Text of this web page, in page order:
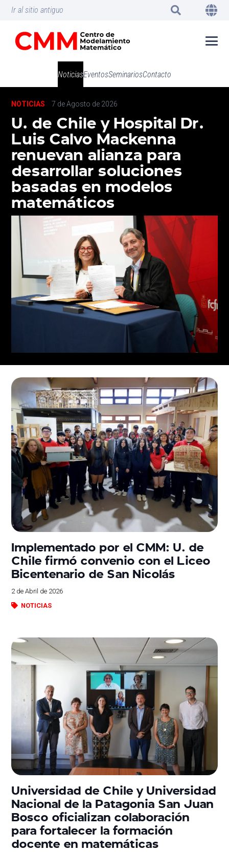
Ir al sitio antiguo
NoticiasEventosSeminariosContacto
NOTICIAS 7 de Agosto de 2026
U. de Chile y Hospital Dr.
Luis Calvo Mackenna
renuevan alianza para
desarrollar soluciones
basadas en modelos
matemáticos
Implementado por el CMM: U. de
Chile firmó convenio con el Liceo
Bicentenario de San Nicolás
2 de Abril de 2026
NOTICIAS
Universidad de Chile y Universidad
Nacional de la Patagonia San Juan
Bosco oficializan colaboración
para fortalecer la formación
docente en matemáticas